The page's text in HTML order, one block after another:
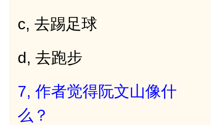
c, 去踢足球
d, 去跑步
7, 作者觉得阮文山像什
么？